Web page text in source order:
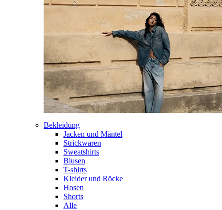
Bekleidung
Jacken und Mäntel
Strickwaren
Sweatshirts
Blusen
T-shirts
Kleider und Röcke
Hosen
Shorts
Alle